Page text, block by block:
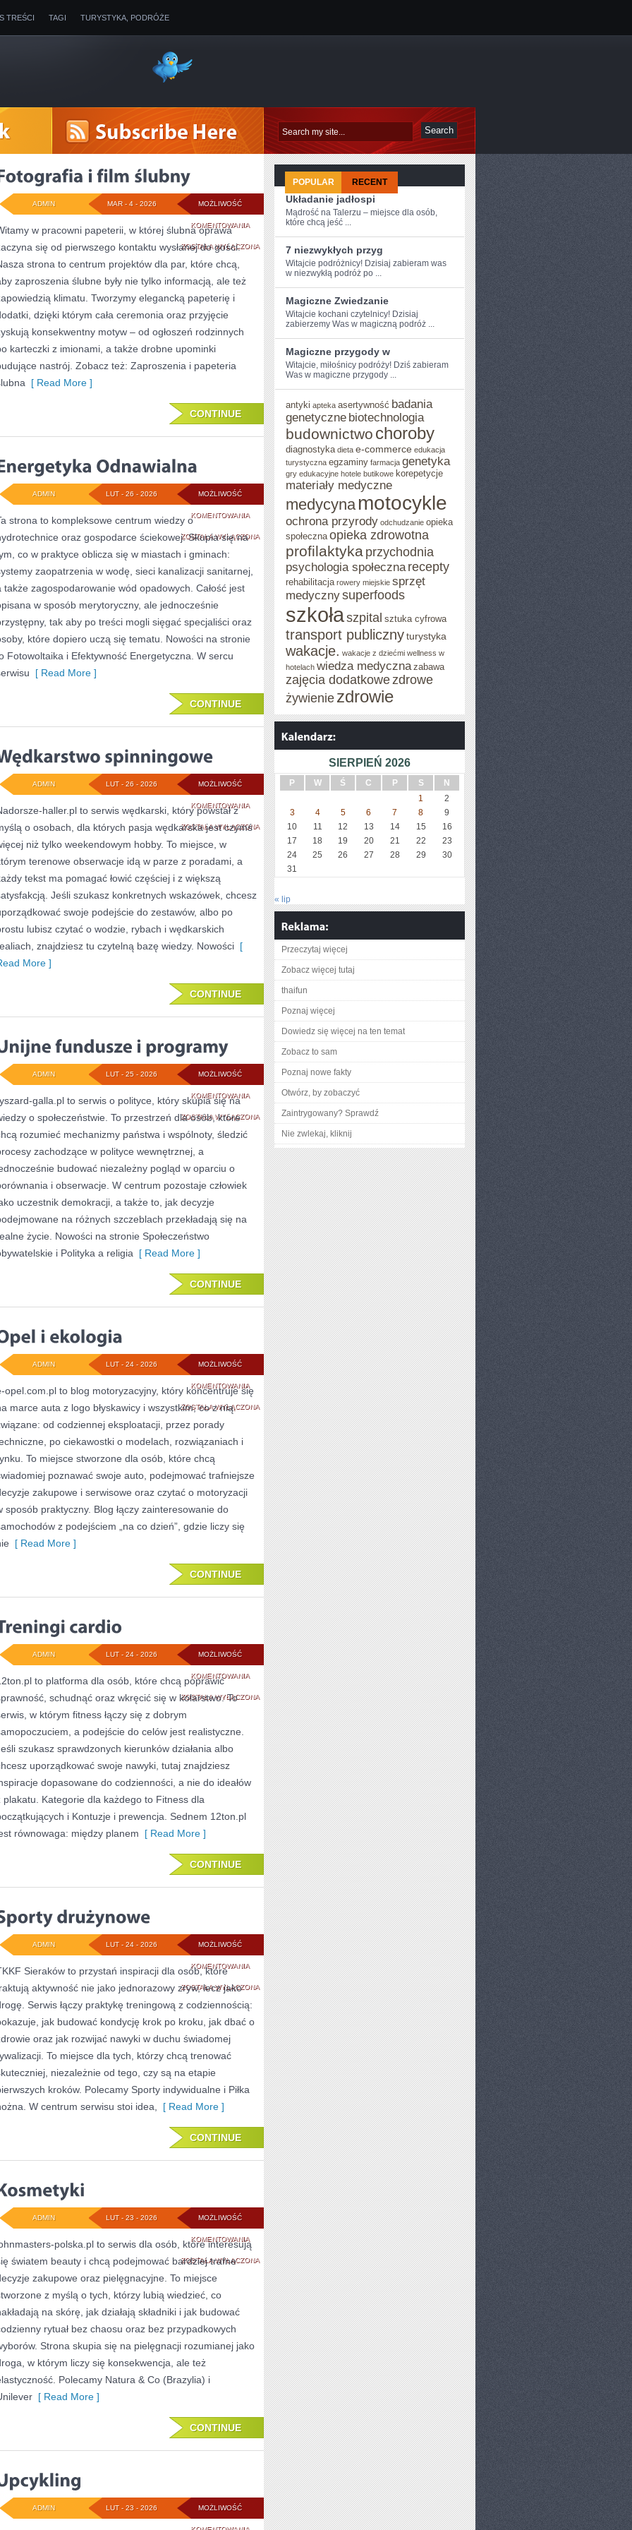
TREŚCI TAGI TURYSTYKA, PODRÓŻE
MOŻLIWOŚĆ
KOMENTOWANIAFOTOGRAFIA
I
FILM
ŚLUBNY
ZOSTAŁA WYŁĄCZONA
MAR - 4 - 2026
ADMIN
w pracowni papeterii, w której ślubna oprawa
się od pierwszego kontaktu wysłanej do gości.
strona to centrum projektów dla par, które chcą,
zaproszenia ślubne były nie tylko informacją, ale też
klimatu. Tworzymy elegancką papeterię i
dzięki którym cała ceremonia oraz przyjęcie
konsekwentny motyw – od ogłoszeń rodzinnych
karteczki z imionami, a także drobne upominki
nastrój. Zobacz też: Zaproszenia i papeteria
[ Read More ]
CONTINUE
MOŻLIWOŚĆ
KOMENTOWANIAENERGETYKA
ODNAWIALNA
ZOSTAŁA WYŁĄCZONA
LUT - 26 - 2026
ADMIN
strona to kompleksowe centrum wiedzy o
oraz gospodarce ściekowej. Skupia się na
co w praktyce oblicza się w miastach i gminach:
zaopatrzenia w wodę, sieci kanalizacji sanitarnej,
także zagospodarowanie wód opadowych. Całość jest
w sposób merytoryczny, ale jednocześnie
tak aby po treści mogli sięgać specjaliści oraz
które dopiero uczą się tematu. Nowości na stronie
Fotowoltaika i Efektywność Energetyczna. W sercu
[ Read More ]
CONTINUE
MOŻLIWOŚĆ
KOMENTOWANIAWĘDKARSTWO
SPINNINGOWE
ZOSTAŁA WYŁĄCZONA
LUT - 26 - 2026
ADMIN
haller.pl to serwis wędkarski, który powstał z
o osobach, dla których pasja wędkarska jest czymś
niż tylko weekendowym hobby. To miejsce, w
terenowe obserwacje idą w parze z poradami, a
tekst ma pomagać łowić częściej i z większą
Jeśli szukasz konkretnych wskazówek, chcesz
swoje podejście do zestawów, albo po
lubisz czytać o wodzie, rybach i wędkarskich
znajdziesz tu czytelną bazę wiedzy. Nowości [
More ]
CONTINUE
MOŻLIWOŚĆ
KOMENTOWANIAUNIJNE
FUNDUSZE
PROGRAMY
ZOSTAŁA WYŁĄCZONA
LUT - 25 - 2026
ADMIN
galla.pl to serwis o polityce, który skupia się na
o społeczeństwie. To przestrzeń dla osób, które
rozumieć mechanizmy państwa i wspólnoty, śledzić
zachodzące w polityce wewnętrznej, a
budować niezależny pogląd w oparciu o
i obserwacje. W centrum pozostaje człowiek
uczestnik demokracji, a także to, jak decyzje
na różnych szczeblach przekładają się na
życie. Nowości na stronie Społeczeństwo
i Polityka a religia [ Read More ]
CONTINUE
MOŻLIWOŚĆ
KOMENTOWANIAOPEL
I
EKOLOGIA
ZOSTAŁA WYŁĄCZONA
LUT - 24 - 2026
ADMIN
opel.com.pl to blog motoryzacyjny, który koncentruje się
marce auta z logo błyskawicy i wszystkim, co z nią
od codziennej eksploatacji, przez porady
po ciekawostki o modelach, rozwiązaniach i
To miejsce stworzone dla osób, które chcą
poznawać swoje auto, podejmować trafniejsze
zakupowe i serwisowe oraz czytać o motoryzacji
sposób praktyczny. Blog łączy zainteresowanie do
z podejściem „na co dzień”, gdzie liczy się
[ Read More ]
CONTINUE
MOŻLIWOŚĆ
KOMENTOWANIATRENINGI
CARDIO
ZOSTAŁA WYŁĄCZONA
LUT - 24 - 2026
ADMIN
to platforma dla osób, które chcą poprawić
schudnąć oraz wkręcić się w kolarstwo. To
w którym fitness łączy się z dobrym
a podejście do celów jest realistyczne.
szukasz sprawdzonych kierunków działania albo
uporządkować swoje nawyki, tutaj znajdziesz
dopasowane do codzienności, a nie do ideałów
plakatu. Kategorie dla każdego to Fitness dla
i Kontuzje i prewencja. Sednem 12ton.pl
równowaga: między planem [ Read More ]
CONTINUE
MOŻLIWOŚĆ
KOMENTOWANIASPORTY
DRUŻYNOWE
ZOSTAŁA WYŁĄCZONA
LUT - 24 - 2026
ADMIN
Sieraków to przystań inspiracji dla osób, które
aktywność nie jako jednorazowy zryw, lecz jako
Serwis łączy praktykę treningową z codziennością:
jak budować kondycję krok po kroku, jak dbać o
oraz jak rozwijać nawyki w duchu świadomej
To miejsce dla tych, którzy chcą trenować
niezależnie od tego, czy są na etapie
kroków. Polecamy Sporty indywidualne i Piłka
W centrum serwisu stoi idea,
[ Read More ]
CONTINUE
MOŻLIWOŚĆ
KOMENTOWANIAKOSMETYKI
ZOSTAŁA WYŁĄCZONA
LUT - 23 - 2026
ADMIN
polska.pl to serwis dla osób, które interesują
światem beauty i chcą podejmować bardziej trafne
zakupowe oraz pielęgnacyjne. To miejsce
z myślą o tych, którzy lubią wiedzieć, co
na skórę, jak działają składniki i jak budować
rytuał bez chaosu oraz bez przypadkowych
Strona skupia się na pielęgnacji rozumianej jako
w którym liczy się konsekwencja, ale też
Polecamy Natura & Co (Brazylia) i
[ Read More ]
CONTINUE
MOŻLIWOŚĆ
UPCYKLING
LUT - 23 - 2026
ADMIN
POPULAR RECENT
Układanie jadłospi
Mądrość na Talerzu – miejsce dla osób,
które chcą jeść ...
7 niezwykłych przyg
Witajcie podróżnicy! Dzisiaj zabieram was
w ‌niezwykłą podróż ⁢po ...
Magiczne Zwiedzanie
Witajcie⁢ kochani czytelnicy! ⁤Dzisiaj
zabierzemy Was w⁣ magiczną podróż ...
Magiczne przygody w
Witajcie, miłośnicy podróży! Dziś zabieram
Was⁤ w magiczne przygody ...
antyki apteka asertywność badania
genetyczne biotechnologia
budownictwo choroby
diagnostyka dieta e-commerce edukacja
turystyczna egzaminy farmacja genetyka
gry edukacyjne hotele butikowe korepetycje
materiały medyczne
medycyna motocykle
ochrona przyrody odchudzanie opieka
społeczna opieka zdrowotna
profilaktyka przychodnia
psychologia społeczna recepty
rehabilitacja rowery miejskie sprzęt
medycznysuperfoods
szkołaszpital sztuka cyfrowa
transport publicznyturystyka
wakacje. wakacje z dziećmi wellness w
hotelach wiedza medyczna zabawa
zajęcia dodatkowezdrowe
żywienie zdrowie
SIERPIEŃ 2026
P W Ś C P S
N
1
2
3
4 5 6 7 8
9
10
11 12 13 14 15
16
17
18 19 20 21 22
23
24
25 26 27 28 29
30
31
« lip
Przeczytaj więcej
Zobacz więcej tutaj
thaifun
Poznaj więcej
Dowiedz się więcej na ten temat
Zobacz to sam
Poznaj nowe fakty
Otwórz, by zobaczyć
Zaintrygowany? Sprawdź
Nie zwlekaj, kliknij